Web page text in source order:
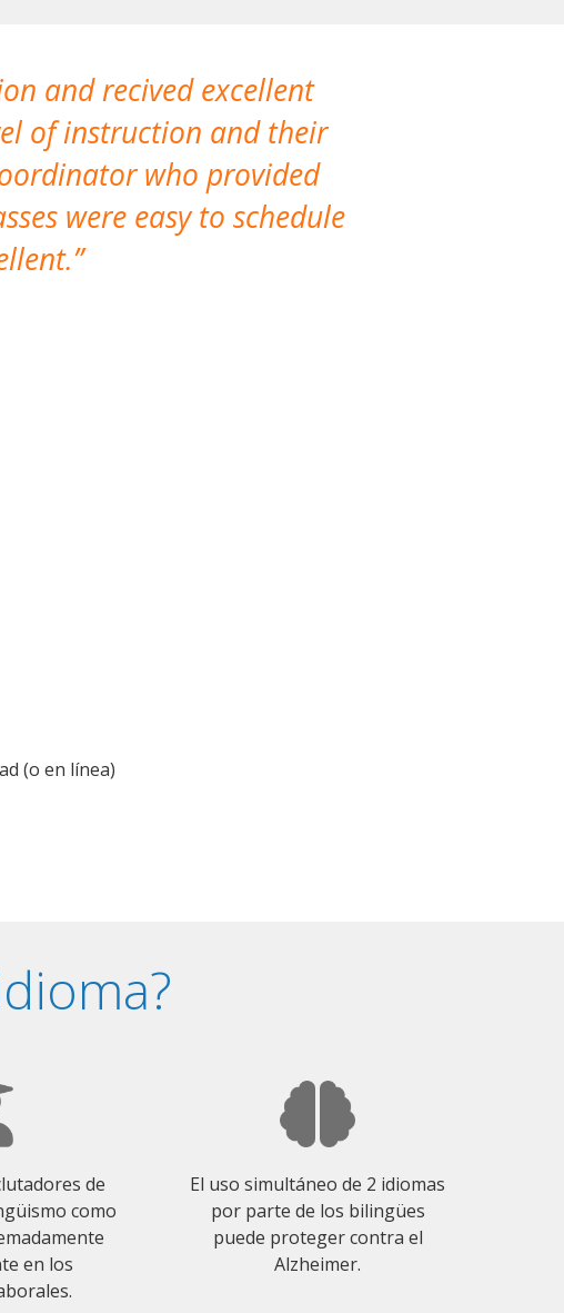
and recived excellent
of instruction and their
who provided
were easy to schedule
(o en línea)
de
como
en los
El uso simultáneo de 2 idiomas
por parte de los bilingües
puede proteger contra el
Alzheimer.